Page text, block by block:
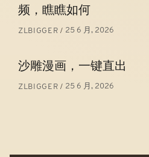
导
航
频，瞧瞧如何
ZLBIGGER 25 6 月, 2026
沙雕漫画，一键直出
ZLBIGGER 25 6 月, 2026